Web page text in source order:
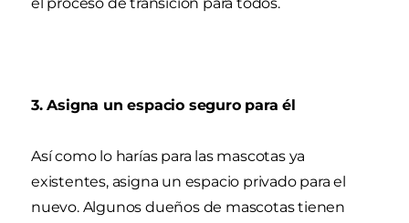
3. Asigna un espacio seguro para él
Así como lo harías para las mascotas ya
existentes, asigna un espacio privado para el
nuevo. Algunos dueños de mascotas tienen